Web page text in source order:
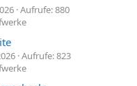
Aufrufe: 880
Aufrufe: 823